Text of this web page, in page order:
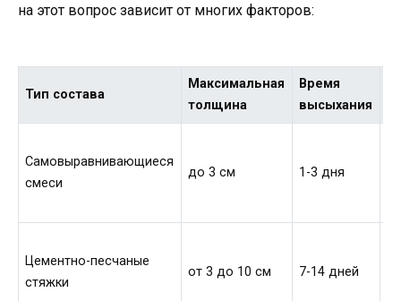
на этот вопрос зависит от многих факторов:
Тип состава
Максимальная
толщина
Время
высыхания
Самовыравнивающиеся
смеси
до 3 см 1-3 дня
Цементно-песчаные
стяжки
от 3 до 10 см 7-14 дней